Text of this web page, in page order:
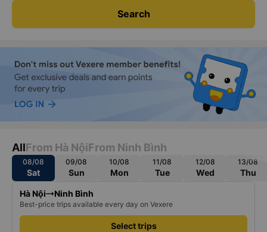
Search
AllFrom Hà NộiFrom Ninh Bình
08/08
Sat
09/08
Sun
10/08
Mon
11/08
Tue
12/08
Wed
13/08
Thu
Hà Nội Ninh Bình
Best-price trips available every day on Vexere
Select trips